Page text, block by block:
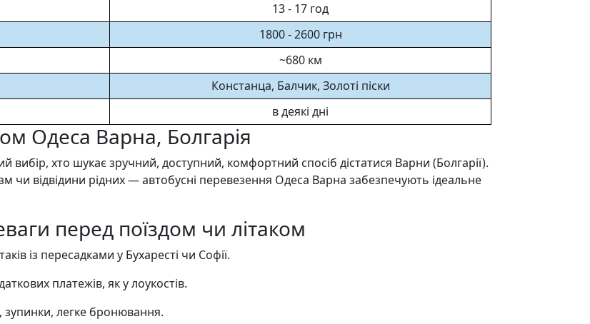
13 - 17 год
1800 - 2600 грн
~680 км
Констанца, Балчик, Золоті піски
в деякі дні
Одеса Варна, Болгарія
хто шукає зручний, доступний, комфортний спосіб дістатися Варни (Болгарії).
чи відвідини рідних — автобусні перевезення Одеса Варна забезпечують ідеальне
перед поїздом чи літаком
із пересадками у Бухаресті чи Софії.
платежів, як у лоукостів.
зупинки, легке бронювання.